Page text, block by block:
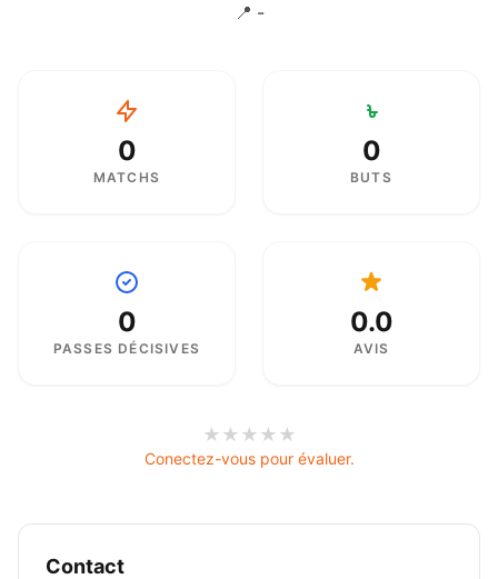
📍 -
0
MATCHS
0
BUTS
0
PASSES DÉCISIVES
0.0
AVIS
★ ★ ★ ★ ★
Conectez-vous pour évaluer.
Contact